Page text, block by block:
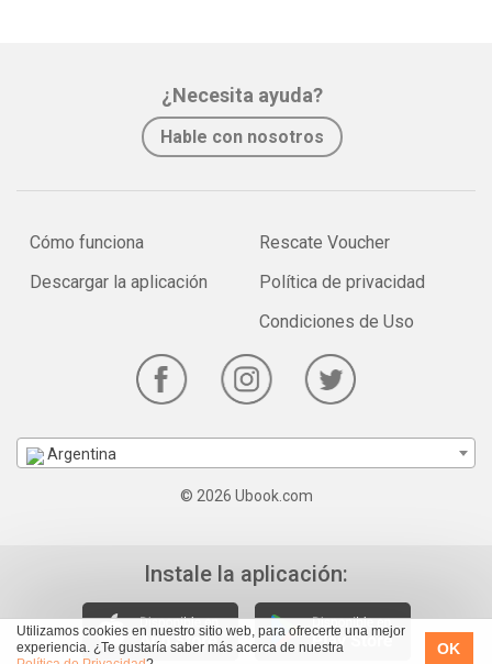
Utilizamos cookies en nuestro sitio web, para ofrecerte una mejor
experiencia. ¿Te gustaría saber más acerca de nuestra
OK
¿Necesita ayuda?
Hable con nosotros
Cómo funciona
Descargar la aplicación
Rescate Voucher
Política de privacidad
Condiciones de Uso
Argentina
© 2026 Ubook.com
Instale la aplicación: